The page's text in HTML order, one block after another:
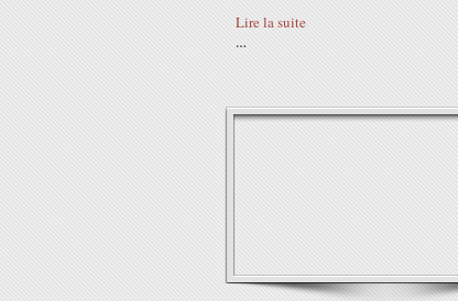
Lire la suite
…